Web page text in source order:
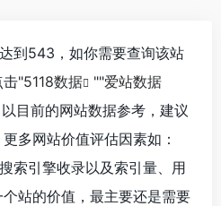
到543，如你需要查询该站
击"5118数据 ""爱站数据
目前的网站数据参考，建议
多网站价值评估因素如：
索引擎收录以及索引量、用
站的价值，最主要还是需要